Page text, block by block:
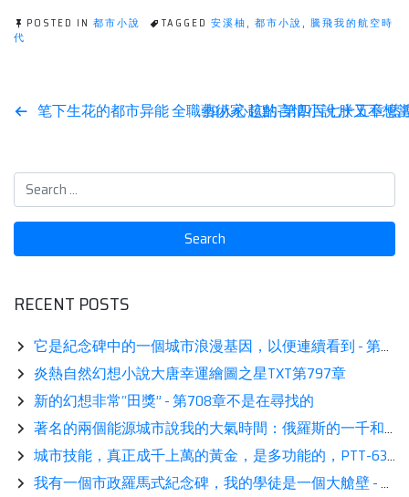
POSTED IN 都市小說 TAGGED 安溪柚, 都市小說, 騰飛我的航空時
代
Post
笔下生花的都市异能 全職藝術家 起點-第四百七十五章
扣人心弦的言情小說 朕又不想
RECENT POSTS
它是紀念碑中的一個城市浪漫基因，以便連續看到 - 第502章被動共振 - 致命推薦
炎熱自然幻想小說大唐幸運繪圖之星TXT第797章
新的幻想非常“田獎” - 第708章不是在尋找的
著名的兩個能源城市說我的大氣時間：俄羅斯的一千和九十一歲
城市技能，真正成千上萬的黃金，是多功能的，PTT-633是一個完全瘋狂的大房子！ [更多]閱讀
我有一個市政羅馬式紀念碑，我的學徒是一個大艙壁 - 第1619章，集團計劃（1）\ t